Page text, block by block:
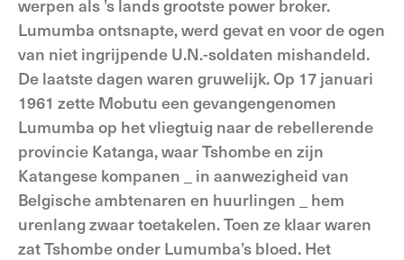
werpen als ’s lands grootste power broker.
Lumumba ontsnapte, werd gevat en voor de ogen
van niet ingrijpende U.N.-soldaten mishandeld.
De laatste dagen waren gruwelijk. Op 17 januari
1961 zette Mobutu een gevangengenomen
Lumumba op het vliegtuig naar de rebellerende
provincie Katanga, waar Tshombe en zijn
Katangese kompanen _ in aanwezigheid van
Belgische ambtenaren en huurlingen _ hem
urenlang zwaar toetakelen. Toen ze klaar waren
zat Tshombe onder Lumumba’s bloed. Het